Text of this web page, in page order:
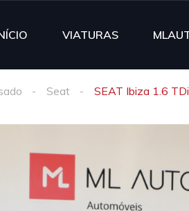
VIATURAS
Seat SEAT Ibiza 1.6